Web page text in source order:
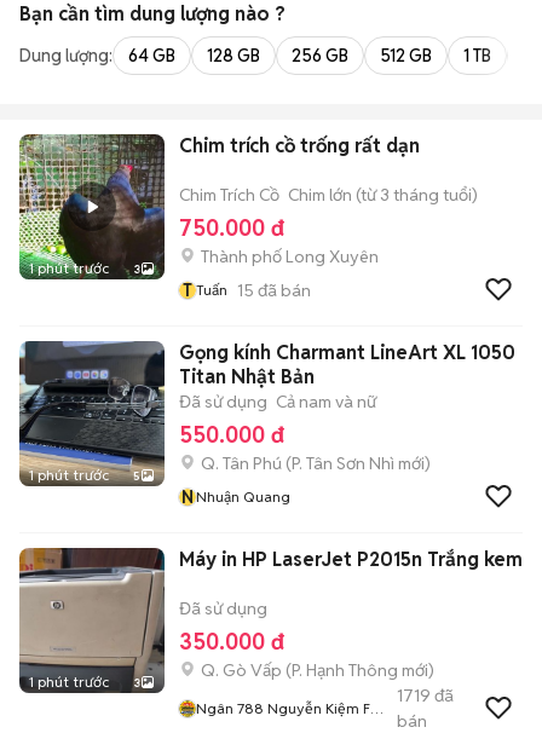
Bạn cần tìm dung lượng nào ?
Dung lượng: 64 GB 128 GB 256 GB 512 GB 1 TB
1 phút trước 3
Chim trích cồ trống rất dạn
Chim Trích Cồ Chim lớn (từ 3 tháng tuổi)
750.000 đ
Thành phố Long Xuyên
T Tuấn 15 đã bán
1 phút trước 5
Gọng kính Charmant LineArt XL 1050
Titan Nhật Bản
Đã sử dụng Cả nam và nữ
550.000 đ
Q. Tân Phú (P. Tân Sơn Nhì mới)
NNhuận Quang
1 phút trước 3
Máy in HP LaserJet P2015n Trắng kem
Đã sử dụng
350.000 đ
Q. Gò Vấp (P. Hạnh Thông mới)
Ngân 788 Nguyễn Kiệm F3
1719 đã
bán